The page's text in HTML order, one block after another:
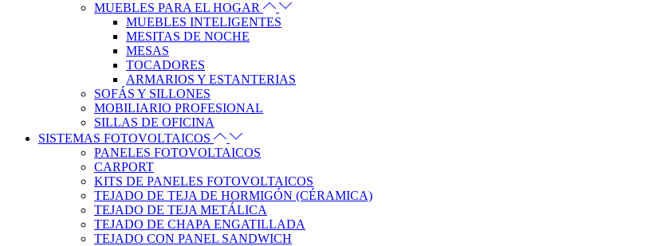
MUEBLES PARA EL HOGAR
MUEBLES INTELIGENTES
MESITAS DE NOCHE
MESAS
TOCADORES
ARMARIOS Y ESTANTERIAS
SOFÁS Y SILLONES
MOBILIARIO PROFESIONAL
SILLAS DE OFICINA
SISTEMAS FOTOVOLTAICOS
PANELES FOTOVOLTAICOS
CARPORT
KITS DE PANELES FOTOVOLTAICOS
TEJADO DE TEJA DE HORMIGÓN (CÉRAMICA)
TEJADO DE TEJA METÁLICA
TEJADO DE CHAPA ENGATILLADA
TEJADO CON PANEL SANDWICH